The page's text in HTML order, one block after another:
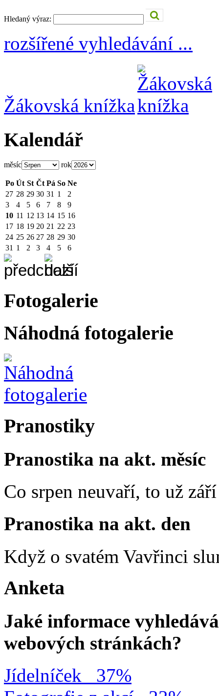
Hledaný výraz:
rozšířené vyhledávání ...
Žákovská knížka
Kalendář
měsíc rok
Po Út St Čt Pá So Ne
27 28 29 30 31 1
2
3
4 5 6 7 8
9
10 11 12 13 14 15 16
17 18 19 20 21 22 23
24 25 26 27 28 29 30
31 1 2 3 4 5 6
Fotogalerie
Náhodná fotogalerie
Pranostiky
Pranostika na akt. měsíc
Co srpen neuvaří, to už
Pranostika na akt. den
Když o svatém Vavřinci
Anketa
Jaké informace
webových stránkách?
Jídelníček
37%